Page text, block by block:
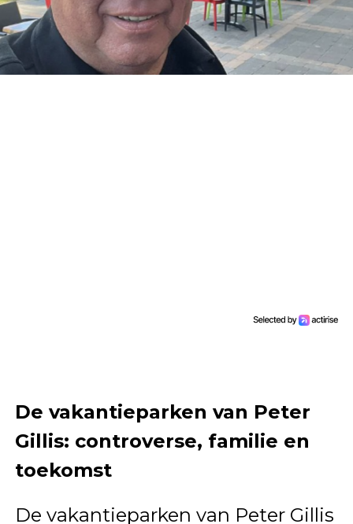
De vakantieparken van Peter
Gillis: controverse, familie en
toekomst
De vakantieparken van Peter Gillis